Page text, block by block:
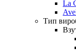
La
Тип